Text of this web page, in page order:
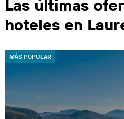
Las últimas
hoteles en
MÁS POPULAR